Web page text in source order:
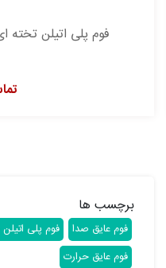
فوم پلی اتیلن تخته ای ۱۰میلیمتر×۰/
برچسب ها
فوم عایق صدا فوم پلی
فوم عایق حرارت